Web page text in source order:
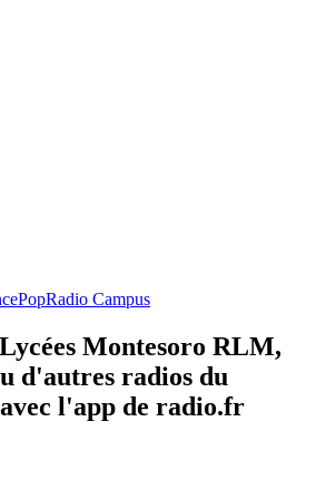
PopRadio Campus
Montesoro RLM,
d'autres radios du
l'app de radio.fr